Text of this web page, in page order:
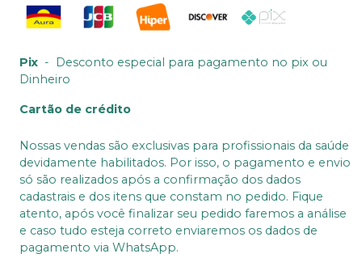
Pix - Desconto especial para pagamento no pix ou
Dinheiro
Cartão de crédito
Nossas vendas são exclusivas para profissionais da saúde
devidamente habilitados. Por isso, o pagamento e envio
só são realizados após a confirmação dos dados
cadastrais e dos itens que constam no pedido. Fique
atento, após você finalizar seu pedido faremos a análise
e caso tudo esteja correto enviaremos os dados de
pagamento via WhatsApp.